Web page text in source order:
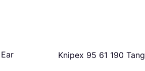
Knipex 95 61 190 Tang